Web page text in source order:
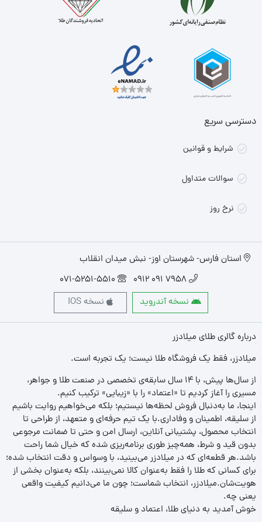
دسترسی سریع
شرایط و قوانین
سوالات متداول
نرخ روز
استان فارس- شهرستان اوز- نبش میدان انقلاب
7958 091 0912
071-5251-5510
نسخه آندروید
نسخه IOS
درباره گالری طلای میلادزر
میلادزر، فقط یک فروشگاه طلا نیست؛ یک تجربه‌ است.
از سال‌ها پیش، با ۱۴ سال سابقه‌ی تخصصی در صنعت طلا و جواهر،
مسیری را آغاز کردیم تا «اعتماد» را با «زیبایی» ترکیب کنیم.
اینجا، ما به‌دنبال فروش لحظه‌ها نیستیم؛ بلکه می‌خواهیم روایت باشیم
از سلیقه، اطمینان و وفاداری.با یک تیم حرفه‌ای و متعهد، از طراحی تا
انتخاب محصول، پشتیبانی آنلاین، ارسال امن و حتی تا ضمانت مرجوعی
بدون قید و شرط، همه‌چیز طوری برنامه‌ریزی شده که خیال شما راحت
باشد.هر قطعه‌ای که در میلادزر می‌بینید، با وسواس و دقت انتخاب شده؛
برای کسانی که طلا را فقط به‌عنوان کالا نمی‌بینند، بلکه به‌عنوان بخشی از
هویت‌شان.میلادزر، انتخاب شماست؛ چون ما می‌دانیم کیفیت واقعی
یعنی چه.
خوش آمدید به دنیای طلا، اعتماد و سلیقه